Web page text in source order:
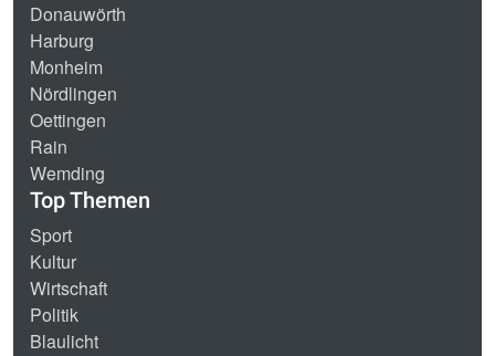
Donauwörth
Harburg
Monheim
Nördlingen
Oettingen
Rain
Wemding
Top Themen
Sport
Kultur
Wirtschaft
Politik
Blaulicht